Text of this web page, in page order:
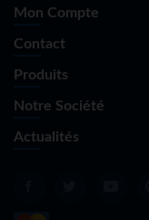
Mon Compte
Contact
Produits
Notre Société
Actualités